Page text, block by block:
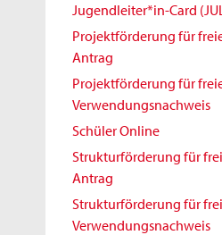
Jugendleiter*in-Card
Projektförderung für
Antrag
Projektförderung für
Verwendungsnachweis
Schüler Online
Strukturförderung für
Antrag
Strukturförderung für
Verwendungsnachweis